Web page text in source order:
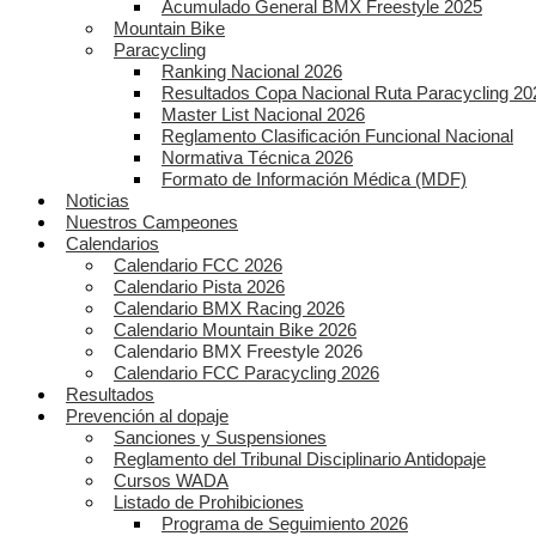
Acumulado General BMX Freestyle 2025
Mountain Bike
Paracycling
Ranking Nacional 2026
Resultados Copa Nacional Ruta Paracycling
Master List Nacional 2026
Reglamento Clasificación Funcional Nacional
Normativa Técnica 2026
Formato de Información Médica (MDF)
Noticias
Nuestros Campeones
Calendarios
Calendario FCC 2026
Calendario Pista 2026
Calendario BMX Racing 2026
Calendario Mountain Bike 2026
Calendario BMX Freestyle 2026
Calendario FCC Paracycling 2026
Resultados
Prevención al dopaje
Sanciones y Suspensiones
Reglamento del Tribunal Disciplinario Antidopaje
Cursos WADA
Listado de Prohibiciones
Programa de Seguimiento 2026